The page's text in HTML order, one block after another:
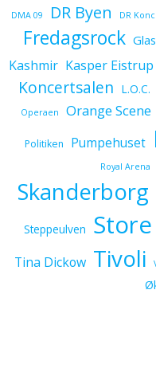
DMA 09 DR Byen DR
Fredagsrock
Kashmir Kasper Eistrup
Koncertsalen L.O.C.
Operaen Orange Scene
Politiken Pumpehuset
Royal Arena
Skanderborg
Steppeulven
Tina Dickow Tivoli